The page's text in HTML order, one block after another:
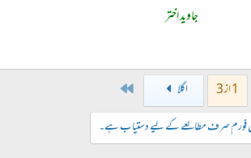
جاوید اختر
1 از 3
اگلا
فورم صرف مطالعے کے لیے دستیاب ہے۔